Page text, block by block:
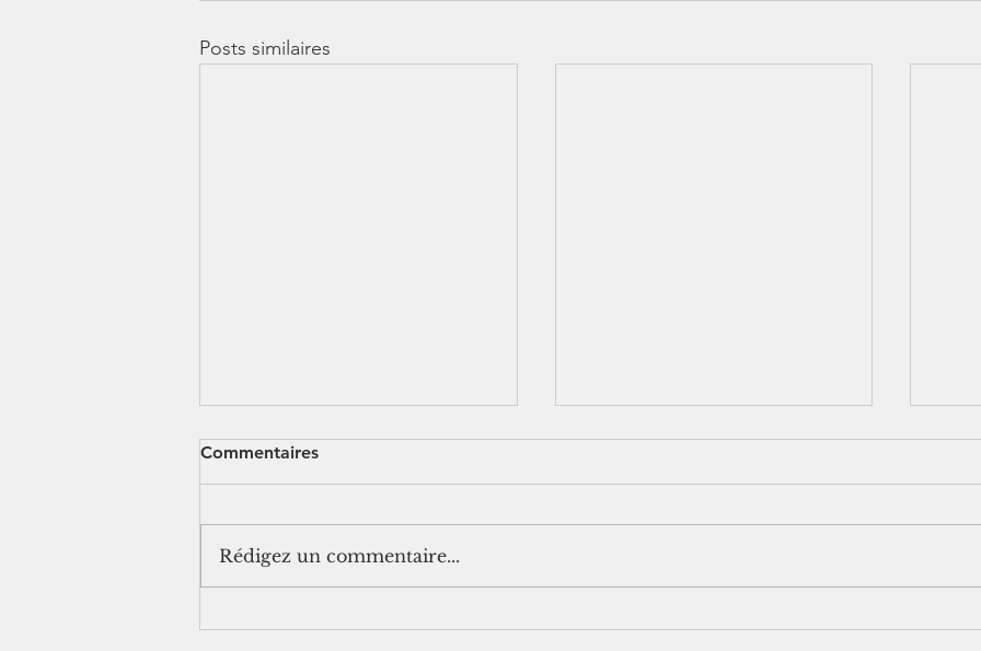
Posts similaires
Commentaires
Rédigez un commentaire...